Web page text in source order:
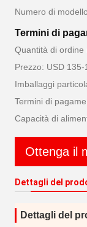
Numero di
Termini di
Quantità di ordine
Prezzo: USD 135-
Imballaggi
Termini di
Capacità di
Ottenga il
Dettagli del
Dettagli del